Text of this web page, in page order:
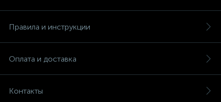
Правила и инструкции
Оплата и доставка
Контакты